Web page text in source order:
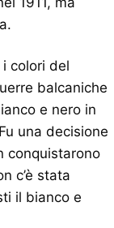
colori del
balcaniche
e nero in
una decisione
conquistarono
c’è stata
il ​​bianco e